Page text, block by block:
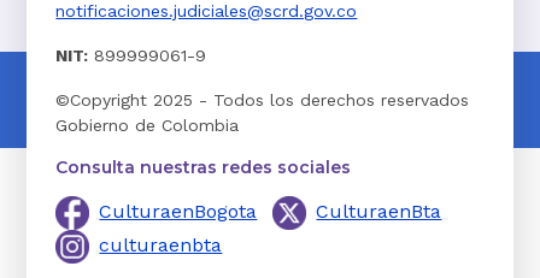
notificaciones.judiciales@scrd.gov.co
NIT: 899999061-9
©Copyright 2025 - Todos los derechos reservados
Gobierno de Colombia
Consulta nuestras redes sociales
CulturaenBogota
CulturaenBta
culturaenbta